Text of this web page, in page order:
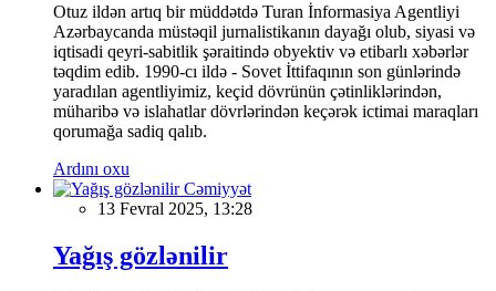
Otuz ildən artıq bir müddətdə Turan İnformasiya Agentliyi
Azərbaycanda müstəqil jurnalistikanın dayağı olub, siyasi və
iqtisadi qeyri-sabitlik şəraitində obyektiv və etibarlı xəbərlər
təqdim edib. 1990-cı ildə - Sovet İttifaqının son günlərində
yaradılan agentliyimiz, keçid dövrünün çətinliklərindən,
müharibə və islahatlar dövrlərindən keçərək ictimai maraqları
qorumağa sadiq qalıb.
Ardını oxu
Cəmiyyət
13 Fevral 2025, 13:28
Yağış gözlənilir